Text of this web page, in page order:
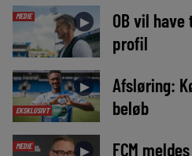
MEDIE ►
OB vil
profil
EKSKLUSIVT
►
Afsløring:
beløb
MEDIE ►
FCM